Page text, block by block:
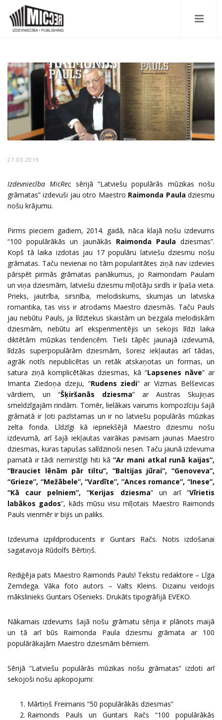
27.03.2019
Izdevniecība MicRecsērijā “Latviešu populārās mūzikas nošu
grāmatas” izdevuši jau otro Maestro Raimonda Paula dziesmu
nošu krājumu.
Pirms pieciem gadiem, 2014. gadā, nāca klajā nošu izdevums
“100 populārākās un jaunākās Raimonda Paula dziesmas”.
Kopš tā laika izdotas jau 17 populāru latviešu dziesmu nošu
grāmatas. Taču nevienai no tām popularitātes ziņā nav izdevies
pārspēt pirmās grāmatas panākumus, jo Raimondam Paulam
un viņa dziesmām, latviešu dziesmu mīļotāju sirdīs ir īpaša vieta.
Prieks, jautrība, sirsnība, melodiskums, skumjas un latviska
romantika, tas viss ir atrodams Maestro dziesmās. Taču Pauls
jau nebūtu Pauls, ja līdztekus skaistām un bezgala melodiskām
dziesmām, nebūtu arī eksperimentējis un sekojis līdzi laika
diktētām mūzikas tendencēm. Tieši tāpēc jaunajā izdevumā,
līdzās superpopulārām dziesmām, šoreiz iekļautas arī tādas,
agrāk notīs nepublicētas un retāk atskaņotas un formas, un
satura ziņā komplicētākas dziesmas, kā “Lapsenes nāve” ar
Imanta Ziedoņa dzeju, “Rudens ziedi” ar Vizmas Belševicas
vārdiem, un “Šķiršanās dziesma” ar Austras Skujiņas
smeldzīgajām rindām. Tomēr, lielākais vairums kompozīciju šajā
grāmatā ir ļoti pazīstamas un ir no latviešu populārās mūzikas
zelta fonda. Līdzīgi kā iepriekšējā Maestro dziesmu nošu
izdevumā, arī šajā iekļautas vairākas pavisam jaunas Maestro
dziesmas, kuras tapušas salīdzinoši nesen. Taču jaunā izdevuma
pamatā ir tādi nemirstīgi hiti kā“Ar mani atkal runā kaijas”,
“Brauciet lēnām pār tiltu”, “Baltijas jūrai”, “Genoveva”,
“Grieze”, “Mežābele”, “Vardīte”, ”Ances romance”, “Inese”,
“Kā caur pelniem”, “Kerijas dziesma” un arī “Vīrietis
labākos gados”, kāds mūsu visu mīļotais Maestro Raimonds
Pauls vienmēr ir bijis un paliks.
Izdevuma izpildproducents ir Guntars Račs. Notis izdošanai
sagatavoja Rūdolfs Bērtiņš.
Rediģēja pats Maestro Raimonds Pauls! Tekstu redaktore – Līga
Zemdega. Vāka foto autors – Valts Kleins. Dizainu veidojis
mākslinieks Guntars Ošenieks. Drukāts tipogrāfijā EVEKO.
Nākamais izdevums šajā nošu grāmatu sērija ir plānots maijā
un tā arī būs Raimonda Paula dziesmu grāmata ar 100
populārākajām Maestro dziesmām bērniem.
Sērijā “Latviešu populārās mūzikas nošu grāmatas” izdoti arī
sekojoši nošu apkopojumi:
Mārtiņš Freimanis “50 populārākās dziesmas”
Raimonds Pauls un Guntars Račs “100 populārākās